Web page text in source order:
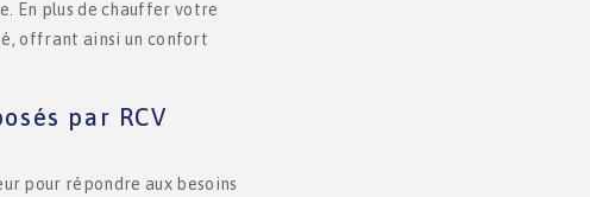
En plus de chauffer votre
offrant ainsi un confort
par RCV
pour répondre aux besoins